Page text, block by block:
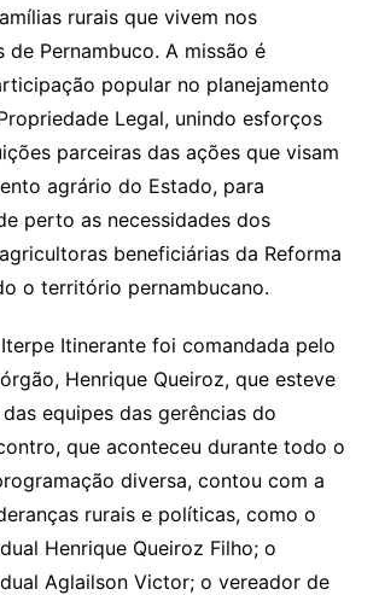
rurais que vivem nos
de Pernambuco. A missão é
popular no planejamento
Legal, unindo esforços
parceiras das ações que visam
agrário do Estado, para
perto as necessidades dos
beneficiárias da Reforma
o território pernambucano.
Itinerante foi comandada pelo
Henrique Queiroz, que esteve
equipes das gerências do
que aconteceu durante todo o
diversa, contou com a
rurais e políticas, como o
Henrique Queiroz Filho; o
Aglailson Victor; o vereador de